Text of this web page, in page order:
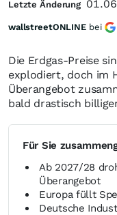
Die Erdgas-Preise
explodiert, doch im
Überangebot
bald drastisch
Für Sie
Ab 2027/28
Überangebot
Europa füllt
Deutsche
Letzte Änderung
wallstreetONLINE bei